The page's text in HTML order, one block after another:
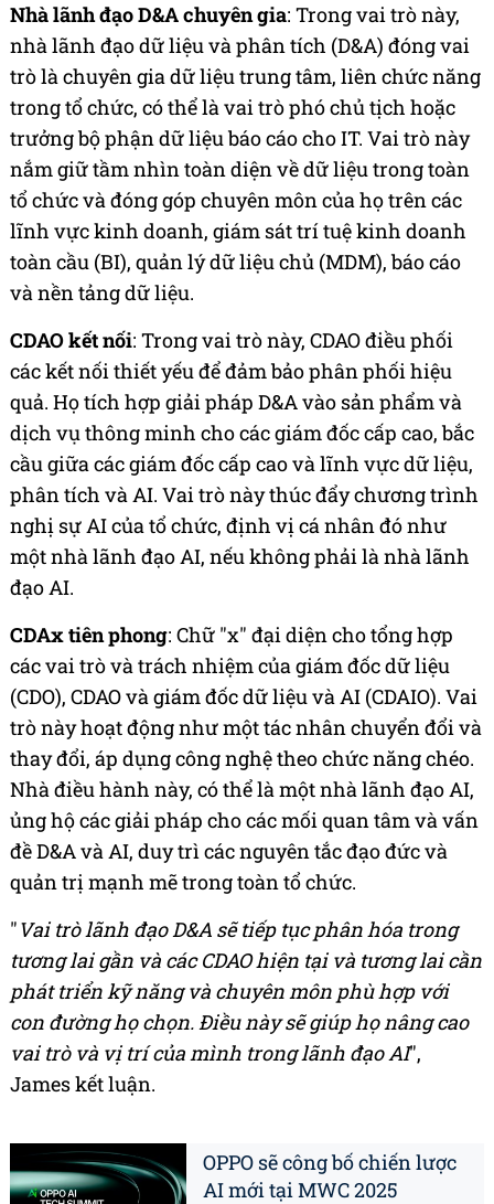
Nhà lãnh đạo D&A chuyên gia: Trong vai trò này,
nhà lãnh đạo dữ liệu và phân tích (D&A) đóng vai
trò là chuyên gia dữ liệu trung tâm, liên chức năng
trong tổ chức, có thể là vai trò phó chủ tịch hoặc
trưởng bộ phận dữ liệu báo cáo cho IT. Vai trò này
nắm giữ tầm nhìn toàn diện về dữ liệu trong toàn
tổ chức và đóng góp chuyên môn của họ trên các
lĩnh vực kinh doanh, giám sát trí tuệ kinh doanh
toàn cầu (BI), quản lý dữ liệu chủ (MDM), báo cáo
và nền tảng dữ liệu.
CDAO kết nối: Trong vai trò này, CDAO điều phối
các kết nối thiết yếu để đảm bảo phân phối hiệu
quả. Họ tích hợp giải pháp D&A vào sản phẩm và
dịch vụ thông minh cho các giám đốc cấp cao, bắc
cầu giữa các giám đốc cấp cao và lĩnh vực dữ liệu,
phân tích và AI. Vai trò này thúc đẩy chương trình
nghị sự AI của tổ chức, định vị cá nhân đó như
một nhà lãnh đạo AI, nếu không phải là nhà lãnh
đạo AI.
CDAx tiên phong: Chữ "x" đại diện cho tổng hợp
các vai trò và trách nhiệm của giám đốc dữ liệu
(CDO), CDAO và giám đốc dữ liệu và AI (CDAIO). Vai
trò này hoạt động như một tác nhân chuyển đổi và
thay đổi, áp dụng công nghệ theo chức năng chéo.
Nhà điều hành này, có thể là một nhà lãnh đạo AI,
ủng hộ các giải pháp cho các mối quan tâm và vấn
đề D&A và AI, duy trì các nguyên tắc đạo đức và
quản trị mạnh mẽ trong toàn tổ chức.
"Vai trò lãnh đạo D&A sẽ tiếp tục phân hóa trong
tương lai gần và các CDAO hiện tại và tương lai cần
phát triển kỹ năng và chuyên môn phù hợp với
con đường họ chọn. Điều này sẽ giúp họ nâng cao
vai trò và vị trí của mình trong lãnh đạo AI",
James kết luận.
OPPO sẽ công bố chiến lược
AI mới tại MWC 2025